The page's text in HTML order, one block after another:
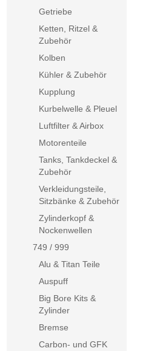
Getriebe
Ketten, Ritzel &
Zubehör
Kolben
Kühler & Zubehör
Kupplung
Kurbelwelle & Pleuel
Luftfilter & Airbox
Motorenteile
Tanks, Tankdeckel &
Zubehör
Verkleidungsteile,
Sitzbänke & Zubehör
Zylinderkopf &
Nockenwellen
749 / 999
Alu & Titan Teile
Auspuff
Big Bore Kits &
Zylinder
Bremse
Carbon- und GFK